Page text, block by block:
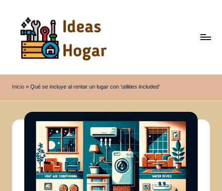
contenido
d
e
a
Inicio » Qué se incluye al rentar un lugar con ‘utilities included’